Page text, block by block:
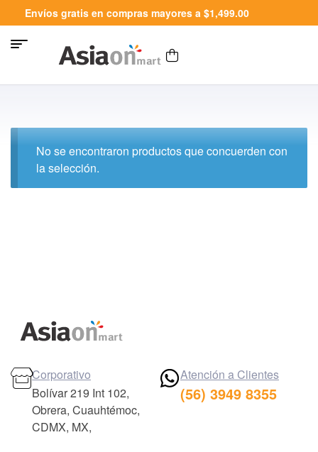
Envíos gratis en compras mayores a $1,499.00
No se encontraron productos que concuerden con
la selección.
Corporativo
Bolívar 219 Int 102,
Obrera, Cuauhtémoc,
CDMX, MX,
Atención a Clientes
(56) 3949 8355